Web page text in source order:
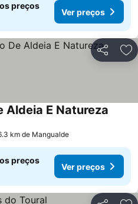
preços
Ver preços
Partilhar
Aldeia E Natureza
km de Mangualde
preços
Ver preços